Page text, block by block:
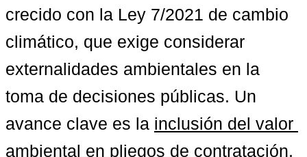
crecido con la Ley 7/2021 de cambio
climático, que exige considerar
externalidades ambientales en la
toma de decisiones públicas. Un
avance clave es la inclusión del valor
ambiental en pliegos de contratación,